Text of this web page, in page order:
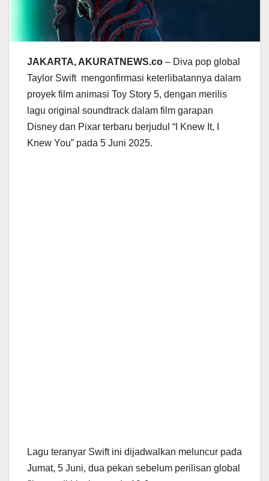
JAKARTA, AKURATNEWS.co – Diva pop global
Taylor Swift mengonfirmasi keterlibatannya dalam
proyek film animasi Toy Story 5, dengan merilis
lagu original soundtrack dalam film garapan
Disney dan Pixar terbaru berjudul “I Knew It, I
Knew You” pada 5 Juni 2025.
Lagu teranyar Swift ini dijadwalkan meluncur pada
Jumat, 5 Juni, dua pekan sebelum perilisan global